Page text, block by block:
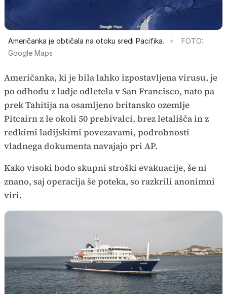
Američanka je obtičala na otoku sredi Pacifika.
FOTO:
Google Maps
Američanka, ki je bila lahko izpostavljena virusu, je
po odhodu z ladje odletela v San Francisco, nato pa
prek Tahitija na osamljeno britansko ozemlje
Pitcairn z le okoli 50 prebivalci, brez letališča in z
redkimi ladijskimi povezavami, podrobnosti
vladnega dokumenta navajajo pri AP.
Kako visoki bodo skupni stroški evakuacije, še ni
znano, saj operacija še poteka, so razkrili anonimni
viri.